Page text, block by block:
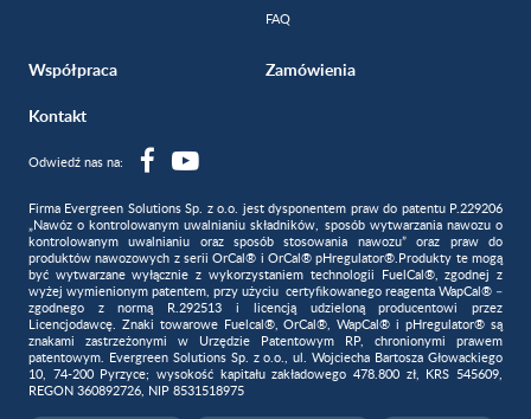
FAQ
Współpraca Zamówienia
Kontakt
Odwiedź nas na:
Firma Evergreen Solutions Sp. z o.o. jest dysponentem praw do patentu P.229206
„Nawóz o kontrolowanym uwalnianiu składników, sposób wytwarzania nawozu o
kontrolowanym uwalnianiu oraz sposób stosowania nawozu” oraz praw do
produktów nawozowych z serii OrCal® i OrCal® pHregulator®.Produkty te mogą
być wytwarzane wyłącznie z wykorzystaniem technologii FuelCal®, zgodnej z
wyżej wymienionym patentem, przy użyciu certyfikowanego reagenta WapCal® –
zgodnego z normą R.292513 i licencją udzieloną producentowi przez
Licencjodawcę. Znaki towarowe Fuelcal®, OrCal®, WapCal® i pHregulator® są
znakami zastrzeżonymi w Urzędzie Patentowym RP, chronionymi prawem
patentowym. Evergreen Solutions Sp. z o.o., ul. Wojciecha Bartosza Głowackiego
10, 74-200 Pyrzyce; wysokość kapitału zakładowego 478.800 zł, KRS 545609,
REGON 360892726, NIP 8531518975